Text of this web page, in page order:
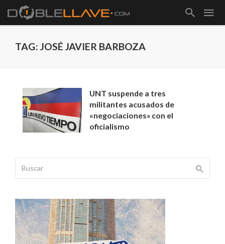
TAG: JOSÉ JAVIER BARBOZA
UNT suspende a tres
militantes acusados de
«negociaciones» con el
oficialismo